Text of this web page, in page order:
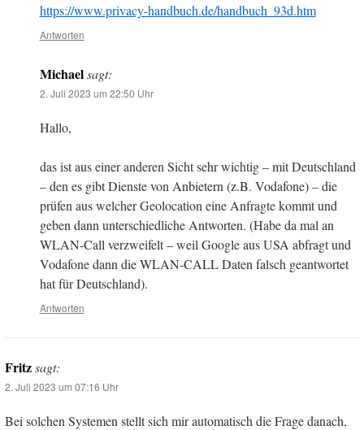
https://www.privacy-handbuch.de/handbuch_93d.htm
Antworten
Michael sagt:
2. Juli 2023 um 22:50 Uhr
Hallo,
das ist aus einer anderen Sicht sehr wichtig – mit Deutschland
– den es gibt Dienste von Anbietern (z.B. Vodafone) – die
prüfen aus welcher Geolocation eine Anfragte kommt und
geben dann unterschiedliche Antworten. (Habe da mal an
WLAN-Call verzweifelt – weil Google aus USA abfragt und
Vodafone dann die WLAN-CALL Daten falsch geantwortet
hat für Deutschland).
Antworten
Fritzsagt:
2. Juli 2023 um 07:16 Uhr
Bei solchen Systemen stellt sich mir automatisch die Frage danach,